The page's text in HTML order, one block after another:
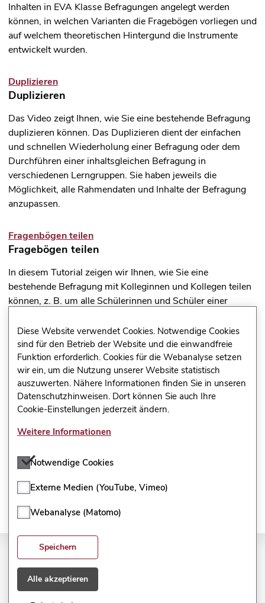
Inhalten in EVA Klasse Befragungen angelegt werden
können, in welchen Varianten die Fragebögen vorliegen und
auf welchem theoretischen Hintergund die Instrumente
entwickelt wurden.
Duplizieren
Duplizieren
Das Video zeigt Ihnen, wie Sie eine bestehende Befragung
duplizieren können. Das Duplizieren dient der einfachen
und schnellen Wiederholung einer Befragung oder dem
Durchführen einer inhaltsgleichen Befragung in
verschiedenen Lerngruppen. Sie haben jeweils die
Möglichkeit, alle Rahmendaten und Inhalte der Befragung
anzupassen.
Fragenbögen teilen
Fragebögen teilen
In diesem Tutorial zeigen wir Ihnen, wie Sie eine
bestehende Befragung mit Kolleginnen und Kollegen teilen
können, z. B. um alle Schülerinnen und Schüler einer
zu befragen.
Interaktiver Ergebnisbericht
Interaktiver Ergebnisbericht
Hier erläutern wir Ihnen den interaktiven Ergebnisbericht,
der die klassische Ergebnisdarstellung als PDF-Dokument
erweitert. In einem modernen Design mit erweiterten
Befragung individuell und bedarfsorientiert
zusammenstellen.
Impressum
Diese Website verwendet Cookies. Notwendige Cookies
sind für den Betrieb der Website und die einwandfreie
Funktion erforderlich. Cookies für die Webanalyse setzen
wir ein, um die Nutzung unserer Website statistisch
auszuwerten. Nähere Informationen finden Sie in unseren
Datenschutzhinweisen. Dort können Sie auch Ihre
Cookie-Einstellungen jederzeit ändern.
Weitere Informationen
Notwendige Cookies
Externe Medien (YouTube, Vimeo)
Webanalyse (Matomo)
Speichern
Alle akzeptieren